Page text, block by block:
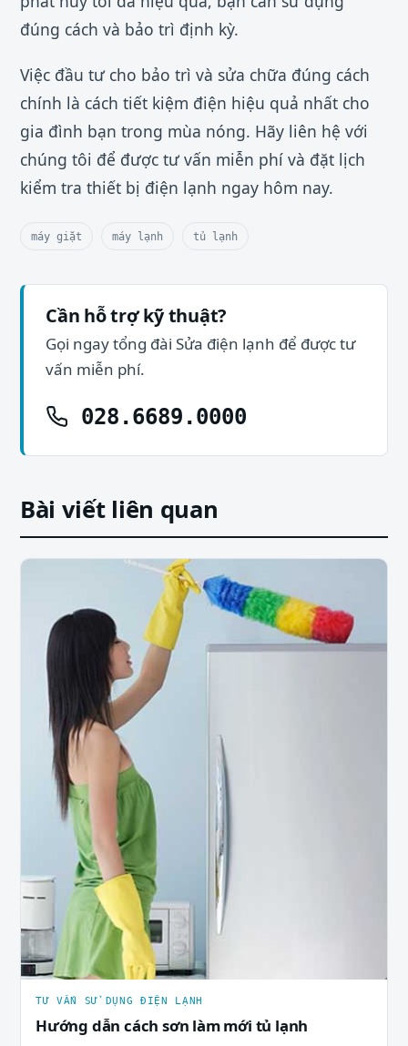
đúng cách và bảo trì định kỳ.
Việc đầu tư cho bảo trì và sửa chữa đúng cách
chính là cách tiết kiệm điện hiệu quả nhất cho
gia đình bạn trong mùa nóng. Hãy liên hệ với
chúng tôi để được tư vấn miễn phí và đặt lịch
kiểm tra thiết bị điện lạnh ngay hôm nay.
máy giặt máy lạnh tủ lạnh
Cần hỗ trợ kỹ thuật?
Gọi ngay tổng đài Sửa điện lạnh để được tư
vấn miễn phí.
028.6689.0000
Bài viết liên quan
TƯ VẤN SỬ DỤNG ĐIỆN LẠNH
Hướng dẫn cách sơn làm mới tủ lạnh